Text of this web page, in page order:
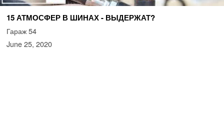
15 АТМОСФЕР В ШИНАХ - ВЫДЕРЖАТ?
Гараж 54
June 25, 2020